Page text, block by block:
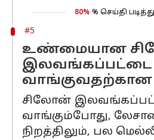
80% % செய்தி
#5
உண்மையான
இலவங்கப்பட்டை
வாங்குவதற்கான
சிலோன்
வாங்கும்போது, லேசான
நிறத்திலும், பல